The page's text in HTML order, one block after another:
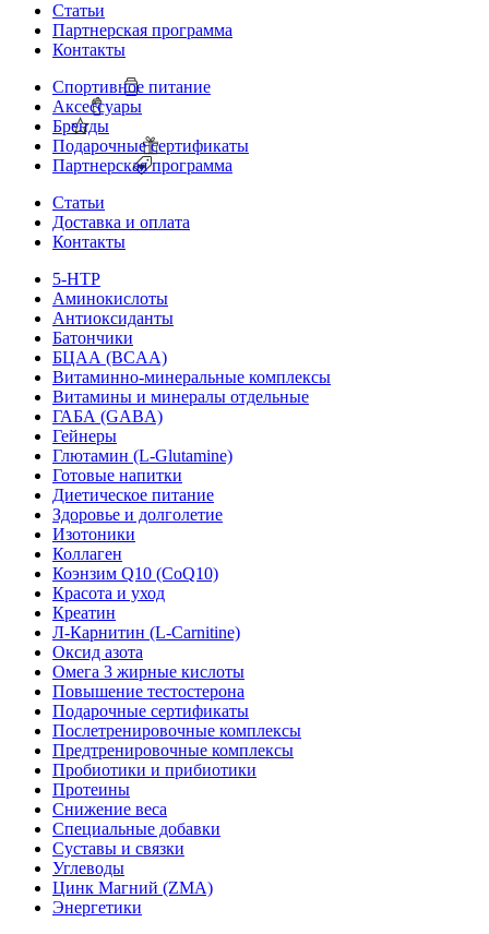
Статьи
Партнерская программа
Контакты
Спортивное питание
Аксессуары
Бренды
Подарочные сертификаты
Партнерская программа
Статьи
Доставка и оплата
Контакты
5-HTP
Аминокислоты
Антиоксиданты
Батончики
БЦАА (BCAA)
Витаминно-минеральные комплексы
Витамины и минералы отдельные
ГАБА (GABA)
Гейнеры
Глютамин (L-Glutamine)
Готовые напитки
Диетическое питание
Здоровье и долголетие
Изотоники
Коллаген
Коэнзим Q10 (CoQ10)
Красота и уход
Креатин
Л-Карнитин (L-Сarnitine)
Оксид азота
Омега 3 жирные кислоты
Повышение тестостерона
Подарочные сертификаты
Послетренировочные комплексы
Предтренировочные комплексы
Пробиотики и прибиотики
Протеины
Снижение веса
Специальные добавки
Суставы и связки
Углеводы
Цинк Магний (ZMA)
Энергетики